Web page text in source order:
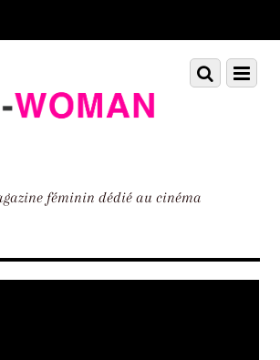
féminin dédié au cinéma
Menu
Scroll
down